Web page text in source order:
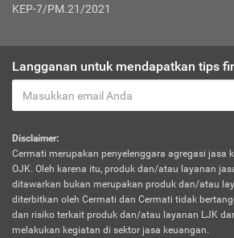
KEP-7/PM.21/2021
Langganan untuk mendapatkan tips
Disclaimer:
Cermati merupakan penyelenggara agregasi jasa
OJK. Oleh karena itu, produk dan/atau layanan
ditawarkan bukan merupakan produk dan/atau
diterbitkan oleh Cermati dan Cermati tidak
dan risiko terkait produk dan/atau layanan LJK
melakukan kegiatan di sektor jasa keuangan.